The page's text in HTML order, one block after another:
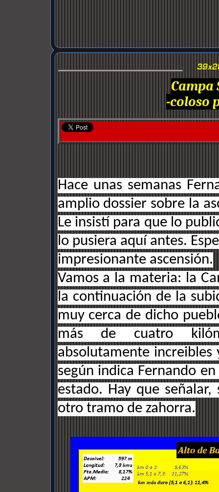
Campa
-coloso
Hace unas semanas
amplio dossier sobre la
Le insistí para que lo
lo pusiera aquí antes.
impresionante ascensión.
Vamos a la materia: la
la continuación de la
muy cerca de dicho
más de cuatro
absolutamente
según indica Fernando
estado. Hay que
otro tramo de zahorra.